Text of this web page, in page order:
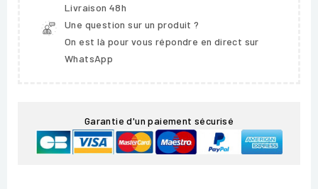
Livraison 48h
Une question sur un produit ?
On est là pour vous répondre en direct sur
WhatsApp
Garantie d'un paiement sécurisé